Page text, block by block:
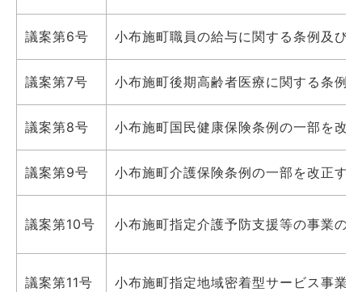
議案第6号 小布施町職員の給与に関する条例及び
議案第7号 小布施町後期高齢者医療に関する条例
議案第8号 小布施町国民健康保険条例の一部を改
議案第9号 小布施町介護保険条例の一部を改正す
議案第10号 小布施町指定介護予防支援等の事業の
議案第11号 小布施町指定地域密着型サービス事業